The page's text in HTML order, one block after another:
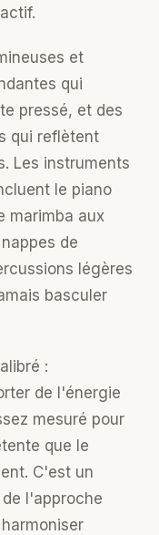
et
qui
pressé, et des
qui reflètent
Les instruments
le piano
marimba aux
de
légères
basculer
:
de l'énergie
mesuré pour
que le
C'est un
l'approche